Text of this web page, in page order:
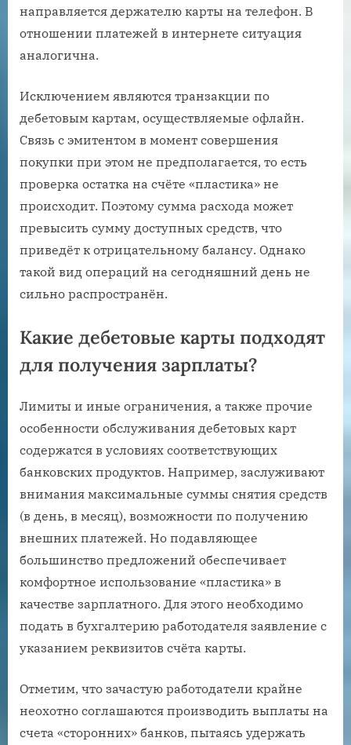
направляется держателю карты на телефон. В
отношении платежей в интернете ситуация
аналогична.
Исключением являются транзакции по
дебетовым картам, осуществляемые офлайн.
Связь с эмитентом в момент совершения
покупки при этом не предполагается, то есть
проверка остатка на счёте «пластика» не
происходит. Поэтому сумма расхода может
превысить сумму доступных средств, что
приведёт к отрицательному балансу. Однако
такой вид операций на сегодняшний день не
сильно распространён.
Какие дебетовые карты подходят
для получения зарплаты?
Лимиты и иные ограничения, а также прочие
особенности обслуживания дебетовых карт
содержатся в условиях соответствующих
банковских продуктов. Например, заслуживают
внимания максимальные суммы снятия средств
(в день, в месяц), возможности по получению
внешних платежей. Но подавляющее
большинство предложений обеспечивает
комфортное использование «пластика» в
качестве зарплатного. Для этого необходимо
подать в бухгалтерию работодателя заявление с
указанием реквизитов счёта карты.
Отметим, что зачастую работодатели крайне
неохотно соглашаются производить выплаты на
счета «сторонних» банков, пытаясь удержать